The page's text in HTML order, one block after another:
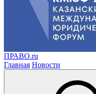
ПРАВО.ru
Главная Новости